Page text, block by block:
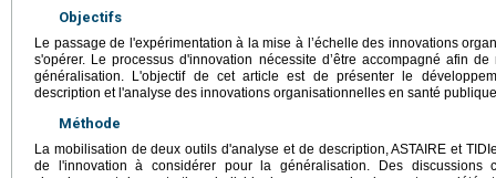
Objectifs
Le passage de l'expérimentation à la mise à l’échelle des innovations
s'opérer. Le processus d'innovation nécessite d’être accompagné afin
généralisation. L'objectif de cet article est de présenter le
description et l'analyse des innovations organisationnelles en santé
Méthode
La mobilisation de deux outils d'analyse et de description, ASTAIRE et
de l'innovation à considérer pour la généralisation. Des discussions